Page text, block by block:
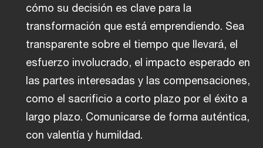
cómo su decisión es clave para la
transformación que está emprendiendo. Sea
transparente sobre el tiempo que llevará, el
esfuerzo involucrado, el impacto esperado en
las partes interesadas y las compensaciones,
como el sacrificio a corto plazo por el éxito a
largo plazo. Comunicarse de forma auténtica,
con valentía y humildad.